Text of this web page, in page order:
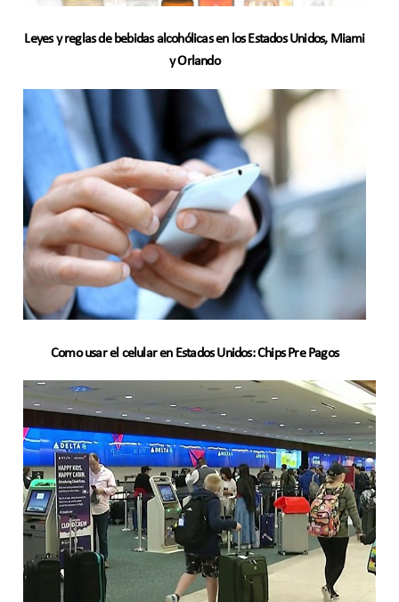
Leyes y reglas de bebidas alcohólicas en los Estados Unidos, Miami
y Orlando
Como usar el celular en Estados Unidos: Chips Pre Pagos